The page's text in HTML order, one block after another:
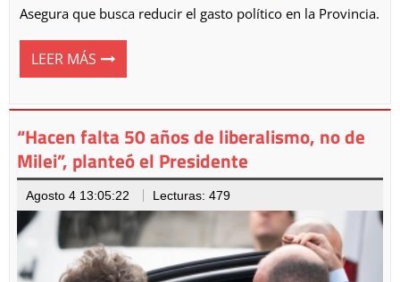
Asegura que busca reducir el gasto político en la Provincia.
LEER MÁS
“Hacen falta 50 años de liberalismo, no de
Milei”, planteó el Presidente
Agosto 4 13:05:22 Lecturas: 479